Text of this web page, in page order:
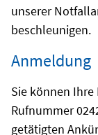
unserer
beschleunigen.
Anmeldung
Sie können
Rufnummer
getätigten